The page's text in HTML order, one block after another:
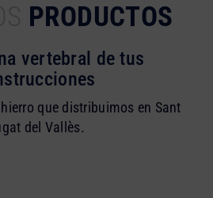
PRODUCTOS
vertebral de tus
que distribuimos en Sant
del Vallès.